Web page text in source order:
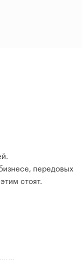
передовых
стоят.